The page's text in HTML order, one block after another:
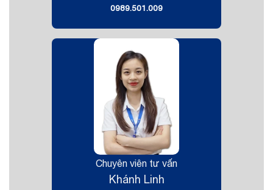
0989.501.009
Chuyên viên tư vấn
Khánh Linh